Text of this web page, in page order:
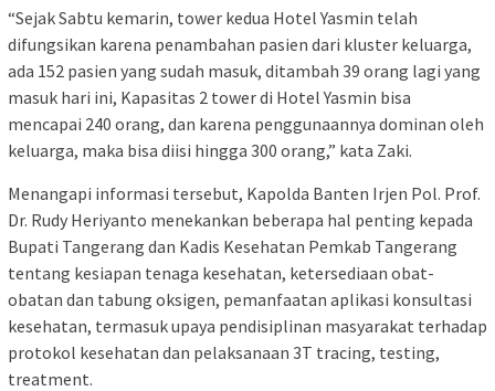
“Sejak Sabtu kemarin, tower kedua Hotel Yasmin telah
difungsikan karena penambahan pasien dari kluster keluarga,
ada 152 pasien yang sudah masuk, ditambah 39 orang lagi yang
masuk hari ini, Kapasitas 2 tower di Hotel Yasmin bisa
mencapai 240 orang, dan karena penggunaannya dominan oleh
keluarga, maka bisa diisi hingga 300 orang,” kata Zaki.
Menangapi informasi tersebut, Kapolda Banten Irjen Pol. Prof.
Dr. Rudy Heriyanto menekankan beberapa hal penting kepada
Bupati Tangerang dan Kadis Kesehatan Pemkab Tangerang
tentang kesiapan tenaga kesehatan, ketersediaan obat-
obatan dan tabung oksigen, pemanfaatan aplikasi konsultasi
kesehatan, termasuk upaya pendisiplinan masyarakat terhadap
protokol kesehatan dan pelaksanaan 3T tracing, testing,
treatment.